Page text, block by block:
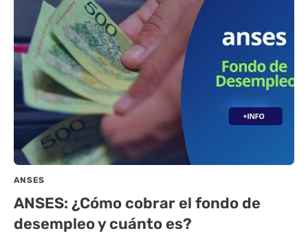
ANSES
ANSES: ¿Cómo cobrar el fondo de
desempleo y cuánto es?